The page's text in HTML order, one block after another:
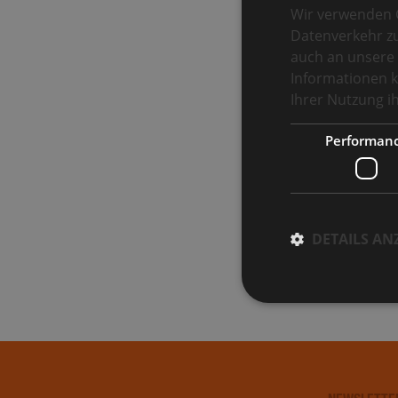
Wir verwenden
Datenverkehr
auch an
Informationen
Ihrer Nutzung
DETAILS